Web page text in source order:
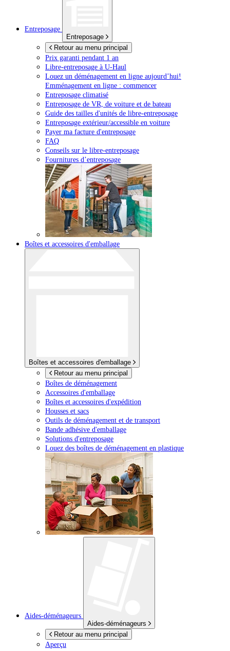
Entreposage
Entreposage
Retour au menu principal
Prix garanti pendant 1 an
Libre-entreposage à U-Haul
Louez un déménagement en ligne aujourd’hui!
Emménagement en ligne : commencer
Entreposage climatisé
Entreposage de VR, de voiture et de bateau
Guide des tailles d'unités de libre-entreposage
Entreposage extérieur/accessible en voiture
Payer ma facture d'entreposage
FAQ
Conseils sur le libre-entreposage
Fournitures d’entreposage
Boîtes et accessoires d'emballage
Boîtes et accessoires d'emballage
Retour au menu principal
Boîtes de déménagement
Accessoires d'emballage
Boîtes et accessoires d'expédition
Housses et sacs
Outils de déménagement et de transport
Bande adhésive d'emballage
Solutions d'entreposage
Louez des boîtes de déménagement en plastique
Aides-déménageurs
Aides-déménageurs
Retour au menu principal
Aperçu